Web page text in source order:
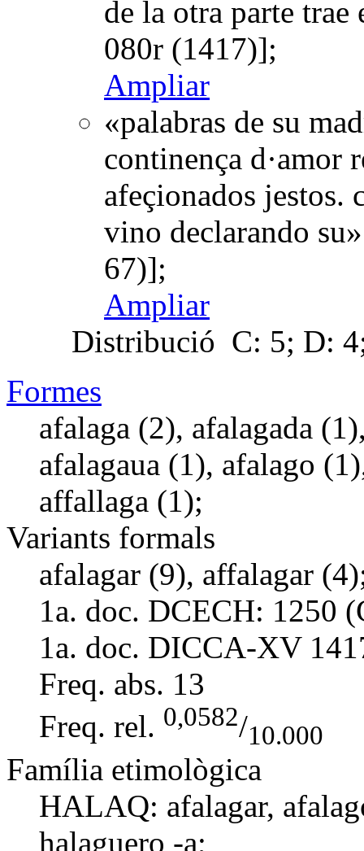
de la otra parte
080r (1417)];
Ampliar
«palabras de su
continença d·amor
afeçionados jestos.
vino declarando
67)];
Ampliar
Distribució C: 5; D:
Formes
afalaga (2), afalagada
afalagaua (1), afalago
affallaga (1);
Variants formals
afalagar (9), affalagar
1a. doc. DCECH: 1250
1a. doc. DICCA-XV
Freq. abs. 13
Freq. rel. 0,0582/10.000
Família etimològica
HALAQ: afalagar,
halaguero -a;